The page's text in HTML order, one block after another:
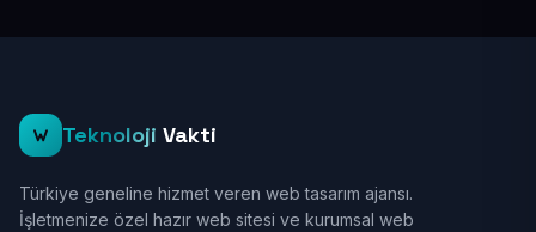
Teknoloji Vakti
Türkiye geneline hizmet veren web tasarım ajansı.
İşletmenize özel hazır web sitesi ve kurumsal web